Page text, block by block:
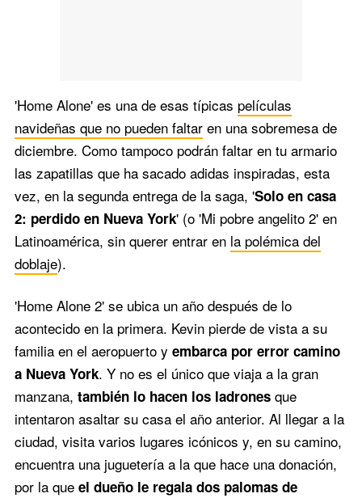
'Home Alone' es una de esas típicas películas
navideñas que no pueden faltaren una sobremesa de
diciembre. Como tampoco podrán faltar en tu armario
las zapatillas que ha sacado adidas inspiradas, esta
vez, en la segunda entrega de la saga, 'Solo en casa
2: perdido en Nueva York' (o 'Mi pobre angelito 2' en
Latinoamérica, sin querer entrar en la polémica del
doblaje).
'Home Alone 2' se ubica un año después de lo
acontecido en la primera. Kevin pierde de vista a su
familia en el aeropuerto y embarca por error camino
a Nueva York. Y no es el único que viaja a la gran
manzana, también lo hacen los ladronesque
intentaron asaltar su casa el año anterior. Al llegar a la
ciudad, visita varios lugares icónicos y, en su camino,
encuentra una juguetería a la que hace una donación,
por la que el dueño le regala dos palomas de